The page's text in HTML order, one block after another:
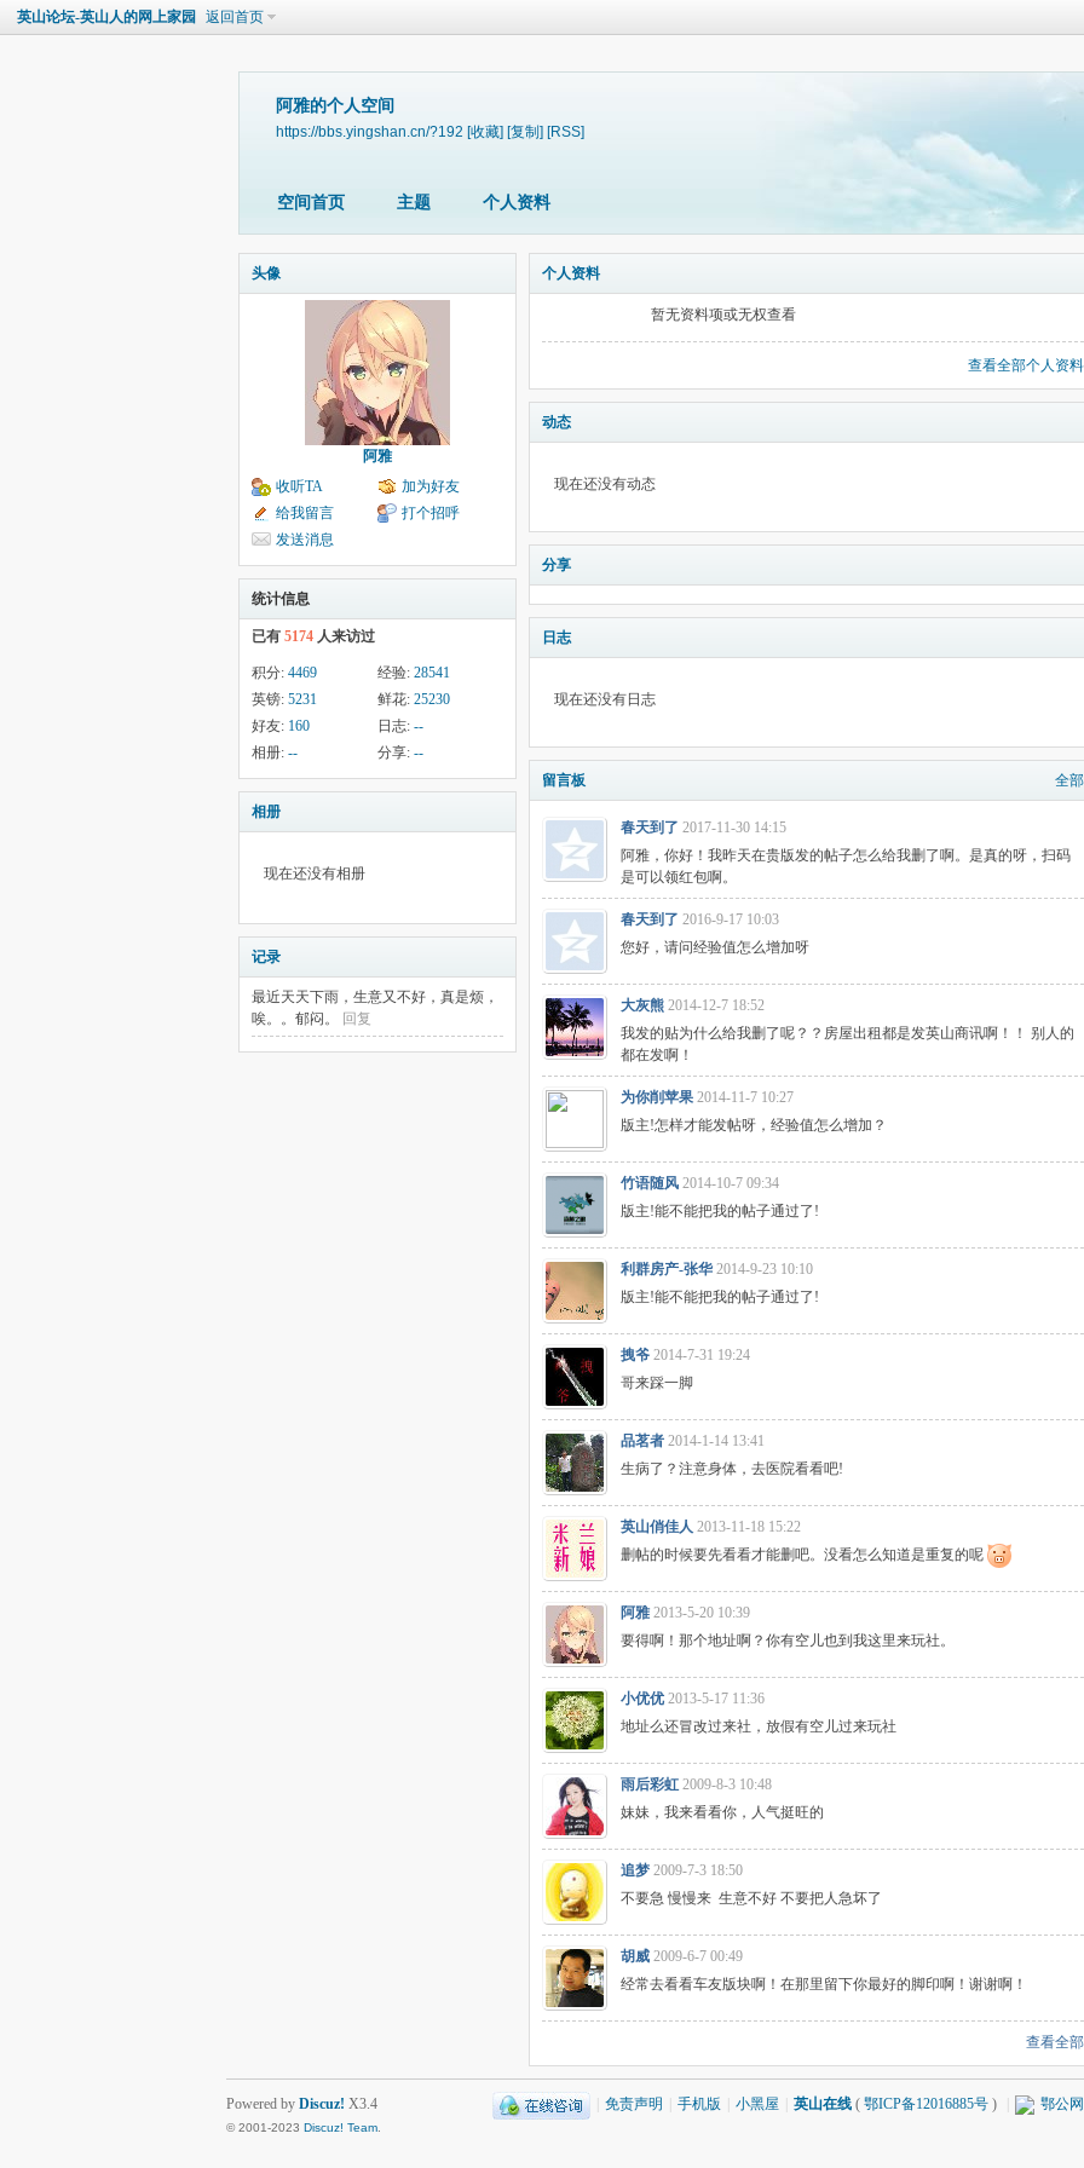
英山论坛-英山人的网上家园 返回首页
阿雅的个人空间
https://bbs.yingshan.cn/?192 [收藏] [复制] [RSS]
空间首页 主题 个人资料
头像
阿雅
收听TA
加为好友
给我留言
打个招呼
发送消息
统计信息
已有 5174 人来访过
积分: 4469 经验: 28541
英镑: 5231 鲜花: 25230
好友: 160 日志: --
相册: -- 分享: --
相册
现在还没有相册
记录
最近天天下雨，生意又不好，真是烦，
唉。。郁闷。
回复
个人资料
暂无资料项或无权查看
查看全部个人资料
动态
现在还没有动态
分享
日志
现在还没有日志
留言板 全部
春天到了 2017-11-30 14:15
阿雅，你好！我昨天在贵版发的帖子怎么给我删了啊。是真的呀，扫码
是可以领红包啊。
春天到了 2016-9-17 10:03
您好，请问经验值怎么增加呀
大灰熊 2014-12-7 18:52
我发的贴为什么给我删了呢？？房屋出租都是发英山商讯啊！！ 别人的
都在发啊！
为你削苹果 2014-11-7 10:27
版主!怎样才能发帖呀，经验值怎么增加？
竹语随风 2014-10-7 09:34
版主!能不能把我的帖子通过了!
利群房产-张华 2014-9-23 10:10
版主!能不能把我的帖子通过了!
拽爷 2014-7-31 19:24
哥来踩一脚
品茗者 2014-1-14 13:41
生病了？注意身体，去医院看看吧!
英山俏佳人 2013-11-18 15:22
删帖的时候要先看看才能删吧。没看怎么知道是重复的呢
阿雅 2013-5-20 10:39
要得啊！那个地址啊？你有空儿也到我这里来玩社。
小优优 2013-5-17 11:36
地址么还冒改过来社，放假有空儿过来玩社
雨后彩虹 2009-8-3 10:48
妹妹，我来看看你，人气挺旺的
追梦 2009-7-3 18:50
不要急 慢慢来 生意不好 不要把人急坏了
胡威 2009-6-7 00:49
经常去看看车友版块啊！在那里留下你最好的脚印啊！谢谢啊！
查看全部
免责声明 手机版 小黑屋 英山在线 ( 鄂ICP备12016885号 ) 鄂公
Powered by Discuz! X3.4
© 2001-2023 Discuz! Team